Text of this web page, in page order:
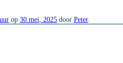
op30 mei, 2025 doorPeter.